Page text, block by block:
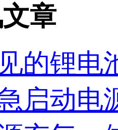
章
的锂电
启动电